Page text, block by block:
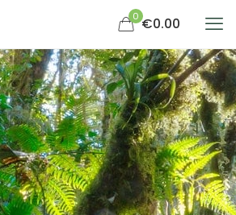
0 €0.00